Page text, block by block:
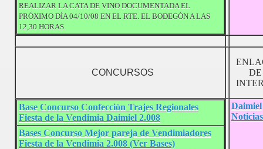
REALIZAR LA CATA DE VINO DOCUMENTADA EL
PRÓXIMO DÍA 04/10/08 EN EL RTE. EL BODEGÓN A LAS
12,30 HORAS.
CONCURSOS
DE
Base Concurso Confección Trajes Regionales
Fiesta de la Vendimia Daimiel 2.008
Bases Concurso Mejor pareja de Vendimiadores
Fiesta de la Vendimia 2.008 (Ver Bases)
Daimiel
Noticias